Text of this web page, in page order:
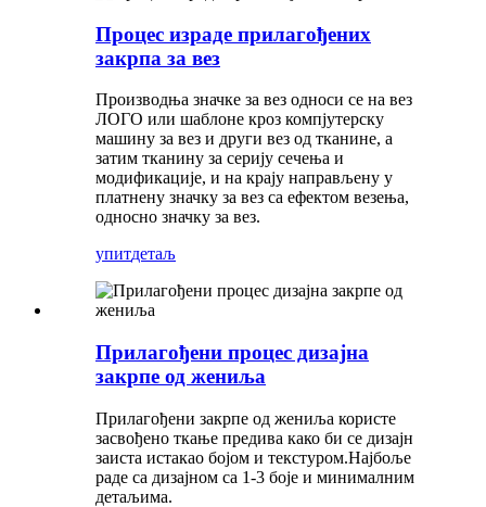
Процес израде прилагођених
закрпа за вез
Производња значке за вез односи се на вез
ЛОГО или шаблоне кроз компјутерску
машину за вез и други вез од тканине, а
затим тканину за серију сечења и
модификације, и на крају направљену у
платнену значку за вез са ефектом везења,
односно значку за вез.
упитдетаљ
Прилагођени процес дизајна
закрпе од жениља
Прилагођени закрпе од жениља користе
засвођено ткање предива како би се дизајн
заиста истакао бојом и текстуром.Најбоље
раде са дизајном са 1-3 боје и минималним
детаљима.